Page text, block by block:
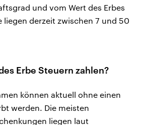
und vom Wert des Erbes
liegen derzeit zwischen 7 und 50
Erbe Steuern zahlen?
können aktuell ohne einen
werden. Die meisten
liegen laut